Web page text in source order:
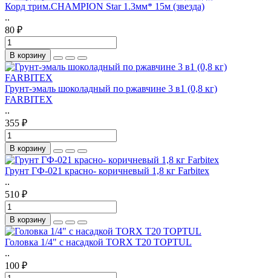
Корд трим.CHAMPION Star 1.3мм* 15м (звезда)
..
80 ₽
В корзину
Грунт-эмаль шоколадный по ржавчине 3 в1 (0,8 кг)
FARBITEX
..
355 ₽
В корзину
Грунт ГФ-021 красно- коричневый 1,8 кг Farbitex
..
510 ₽
В корзину
Головка 1/4" с насадкой TORX T20 TOPTUL
..
100 ₽